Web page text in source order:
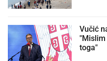
Vučić
"Mislim
toga"